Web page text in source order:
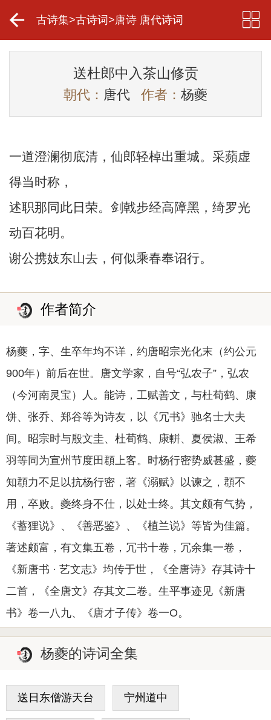
古诗集>古诗词 >唐诗 唐代诗词
送杜郎中入茶山修贡
朝代： 唐代 作者： 杨夔
一道澄澜彻底清，仙郎轻棹出重城。采蘋虚
得当时称，
述职那同此日荣。剑戟步经高障黑，绮罗光
动百花明。
谢公携妓东山去，何似乘春奉诏行。
作者简介
杨夔，字、生卒年均不详，约唐昭宗光化末（约公元
900年）前后在世。唐文学家，自号“弘农子”，弘农
（今河南灵宝）人。能诗，工赋善文，与杜荀鹤、康
饼、张乔、郑谷等为诗友，以《冗书》驰名士大夫
间。昭宗时与殷文圭、杜荀鹤、康軿、夏侯淑、王希
羽等同为宣州节度田頵上客。时杨行密势威甚盛，夔
知頵力不足以抗杨行密，著《溺赋》以谏之，頵不
用，卒败。夔终身不仕，以处士终。其文颇有气势，
《蓄狸说》、《善恶鉴》、《植兰说》等皆为佳篇。
著述颇富，有文集五卷，冗书十卷，冗余集一卷，
《新唐书 · 艺文志》均传于世，《全唐诗》存其诗十
二首，《全唐文》存其文二卷。生平事迹见《新唐
书》卷一八九、《唐才子传》卷一O。
杨夔的诗词全集
送日东僧游天台 宁州道中